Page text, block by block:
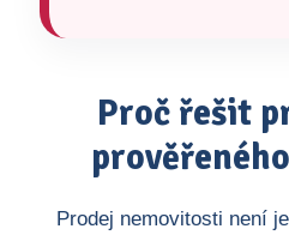
Proč řešit
Prodej nemovitosti není